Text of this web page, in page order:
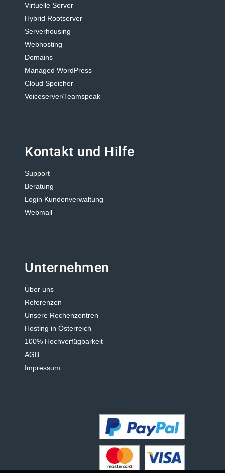
Virtuelle Server
Hybrid Rootserver
Serverhousing
Webhosting
Domains
Managed WordPress
Cloud Speicher
Voiceserver/Teamspeak
Kontakt und Hilfe
Support
Beratung
Login Kundenverwaltung
Webmail
Unternehmen
Über uns
Referenzen
Unsere Rechenzentren
Hosting in Österreich
100% Hochverfügbarkeit
AGB
Impressum